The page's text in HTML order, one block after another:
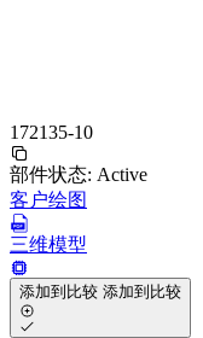
172135-10
部件状态: Active
客户绘图
三维模型
添加到比较 添加到比较